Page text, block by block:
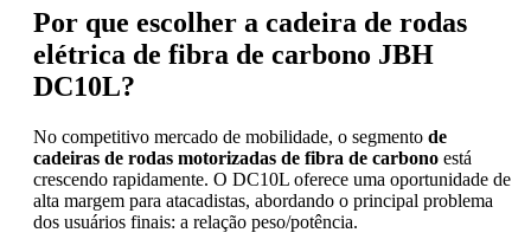
Por que escolher a cadeira de rodas
elétrica de fibra de carbono JBH
DC10L?
No competitivo mercado de mobilidade, o segmento de
cadeiras de rodas motorizadas de fibra de carbono está
crescendo rapidamente. O DC10L oferece uma oportunidade de
alta margem para atacadistas, abordando o principal problema
dos usuários finais: a relação peso/potência.